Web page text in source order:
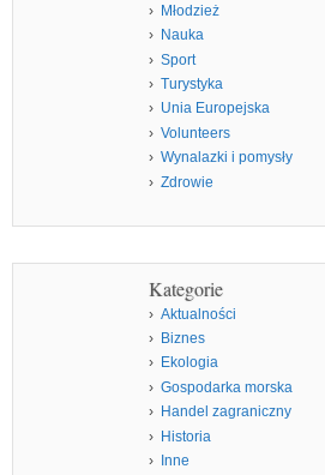
Młodzież
Nauka
Sport
Turystyka
Unia Europejska
Volunteers
Wynalazki i pomysły
Zdrowie
Kategorie
Aktualności
Biznes
Ekologia
Gospodarka morska
Handel zagraniczny
Historia
Inne